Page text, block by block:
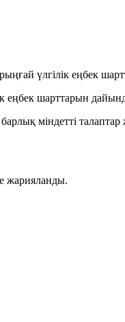
үлгілік еңбек
еңбек шарттарын
міндетті
жарияланды.